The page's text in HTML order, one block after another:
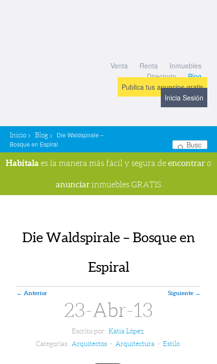
Venta Renta
Inmuebles
Directorio
Blog
Publica tus anuncios gratis
Inicia Sesión
Inicio > Blog > Die Waldspirale –
Bosque en Espiral
Habítala es la manera más fácil y segura de encontrar o
anunciar inmuebles GRATIS
Die Waldspirale – Bosque en
Espiral
Navegador de artículos
← Anterior Siguiente →
23-Abr-13
Escrito por: Katia López
Categorías: Arquitectos - Arquitectura - Estilo